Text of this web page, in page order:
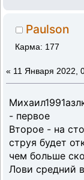
Paulson
Карма: 177
« 11 Января 2022,
- первое
Второе - на
струя будет
чем больше
Лови средний